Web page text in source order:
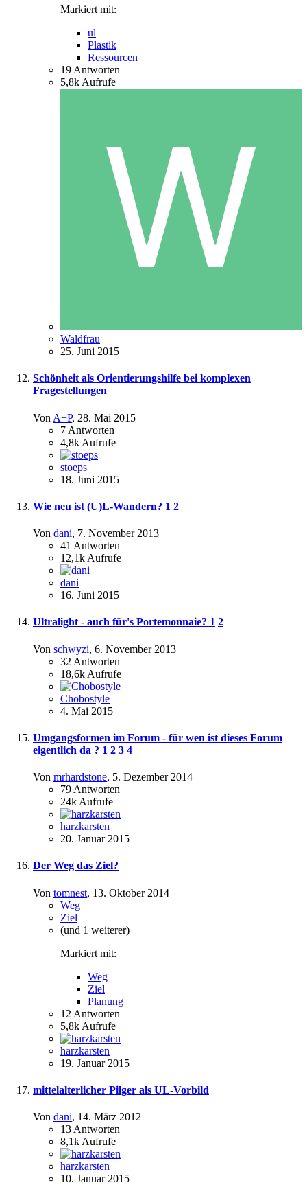
Markiert mit:
ul
Plastik
Ressourcen
19 Antworten
5,8k Aufrufe
Waldfrau
25. Juni 2015
Schönheit als Orientierungshilfe bei komplexen
Fragestellungen
Von A+P, 28. Mai 2015
7 Antworten
4,8k Aufrufe
stoeps
18. Juni 2015
Wie neu ist (U)L-Wandern? 1 2
Von dani, 7. November 2013
41 Antworten
12,1k Aufrufe
dani
16. Juni 2015
Ultralight - auch für's Portemonnaie? 1 2
Von schwyzi, 6. November 2013
32 Antworten
18,6k Aufrufe
Chobostyle
4. Mai 2015
Umgangsformen im Forum - für wen ist dieses Forum
eigentlich da ? 1 2 3 4
Von mrhardstone, 5. Dezember 2014
79 Antworten
24k Aufrufe
harzkarsten
20. Januar 2015
Der Weg das Ziel?
Von tomnest, 13. Oktober 2014
Weg
Ziel
(und 1 weiterer)
Markiert mit:
Weg
Ziel
Planung
12 Antworten
5,8k Aufrufe
harzkarsten
19. Januar 2015
mittelalterlicher Pilger als UL-Vorbild
Von dani, 14. März 2012
13 Antworten
8,1k Aufrufe
harzkarsten
10. Januar 2015